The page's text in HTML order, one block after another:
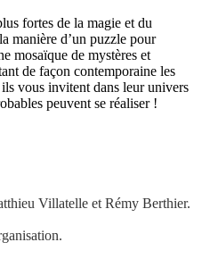
fortes de la magie et du
manière d’un puzzle pour
mosaïque de mystères et
de façon contemporaine les
vous invitent dans leur univers
peuvent se réaliser !
Villatelle et Rémy Berthier.